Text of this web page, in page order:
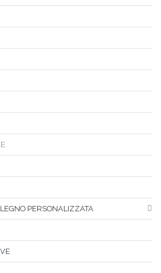
LEGNO PERSONALIZZATA